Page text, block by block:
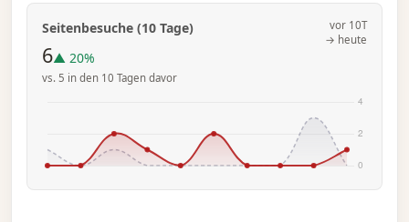
Seitenbesuche (10 Tage)
6▲ 20%
vs. 5 in den 10 Tagen davor
vor 10T
→ heute